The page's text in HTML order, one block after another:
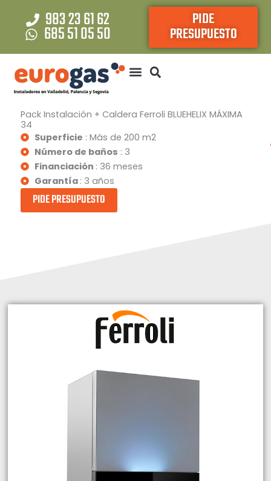
contenido
983 23 61 62
685 51 05 50
PIDE
PRESUPUESTO
Pack Instalación + Caldera Ferroli BLUEHELIX MÁXIMA
34
Superficie : Más de 200 m2
Número de baños : 3
Financiación : 36 meses
Garantía : 3 años
PIDE PRESUPUESTO